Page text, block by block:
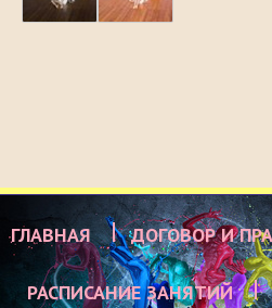
ГЛАВНАЯ ДОГОВОР И
РАСПИСАНИЕ ЗАНЯТИЙ